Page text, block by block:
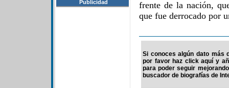
Publicidad
frente de la nación,
que fue derrocado por
Si conoces algún dato más
por favor haz click aquí y
para poder seguir
buscador de biografías de